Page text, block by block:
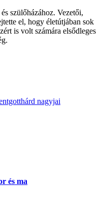
szülőházához. Vezetői,
el, hogy életútjában sok
is volt számára elsődleges
nagyjai
és ma